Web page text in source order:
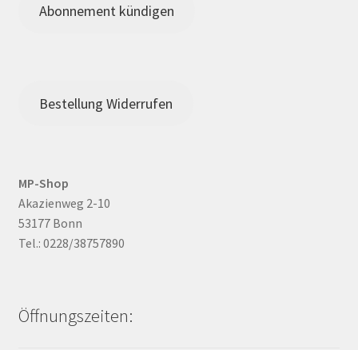
Abonnement kündigen
Bestellung Widerrufen
MP-Shop
Akazienweg 2-10
53177 Bonn
Tel.: 0228/38757890
Öffnungszeiten: